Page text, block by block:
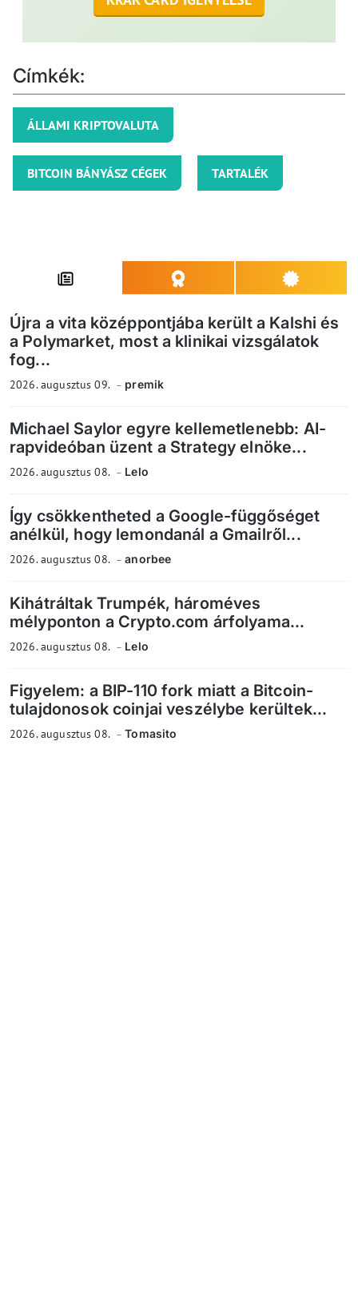
Címkék:
ÁLLAMI KRIPTOVALUTA
BITCOIN BÁNYÁSZ CÉGEK TARTALÉK
Újra a vita középpontjába került a Kalshi és
a Polymarket, most a klinikai vizsgálatok
fog...
2026. augusztus 09. premik
Michael Saylor egyre kellemetlenebb: AI-
rapvideóban üzent a Strategy elnöke...
2026. augusztus 08. Lelo
Így csökkentheted a Google-függőséget
anélkül, hogy lemondanál a Gmailről...
2026. augusztus 08. anorbee
Kihátráltak Trumpék, hároméves
mélyponton a Crypto.com árfolyama...
2026. augusztus 08. Lelo
Figyelem: a BIP-110 fork miatt a Bitcoin-
tulajdonosok coinjai veszélybe kerültek...
2026. augusztus 08. Tomasito